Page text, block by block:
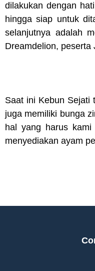
dilakukan dengan
hingga siap untuk
selanjutnya adalah
Dreamdelion, peserta
Saat ini Kebun Sejati
juga memiliki bunga
hal yang harus
menyediakan ayam